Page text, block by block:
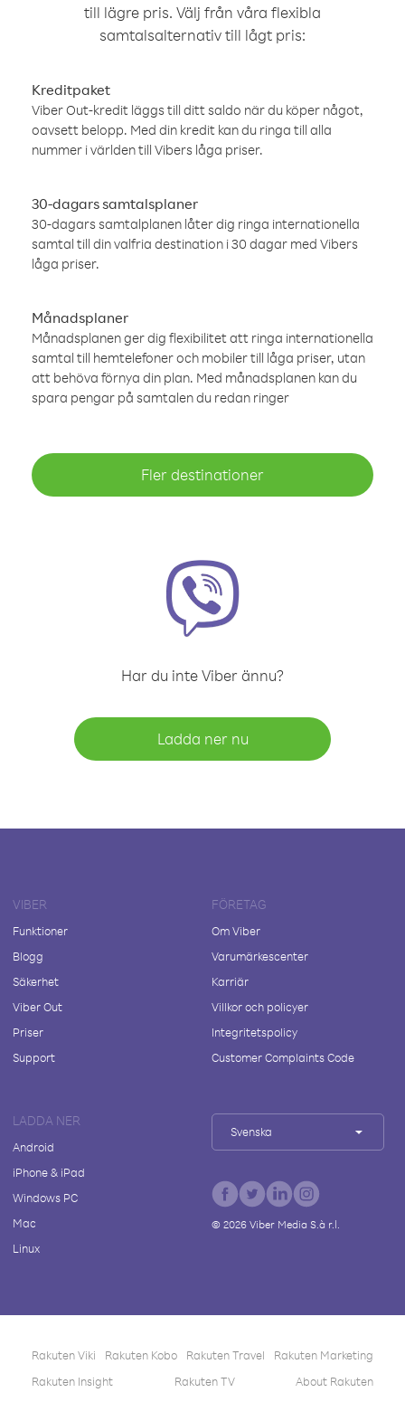
till lägre pris. Välj från våra flexibla
samtalsalternativ till lågt pris:
Kreditpaket
Viber Out-kredit läggs till ditt saldo när du köper något,
oavsett belopp. Med din kredit kan du ringa till alla
nummer i världen till Vibers låga priser.
30-dagars samtalsplaner
30-dagars samtalplanen låter dig ringa internationella
samtal till din valfria destination i 30 dagar med Vibers
låga priser.
Månadsplaner
Månadsplanen ger dig flexibilitet att ringa internationella
samtal till hemtelefoner och mobiler till låga priser, utan
att behöva förnya din plan. Med månadsplanen kan du
spara pengar på samtalen du redan ringer
Fler destinationer
Har du inte Viber ännu?
Ladda ner nu
VIBER
Funktioner
Blogg
Säkerhet
Viber Out
Priser
Support
FÖRETAG
Om Viber
Varumärkescenter
Karriär
Villkor och policyer
Integritetspolicy
Customer Complaints Code
LADDA NER
Android
iPhone & iPad
Windows PC
Mac
Linux
Svenska
© 2026Viber Media S.à r.l.
Rakuten Viki Rakuten Kobo Rakuten Travel
Rakuten Marketing
Rakuten Insight
Rakuten TV About Rakuten